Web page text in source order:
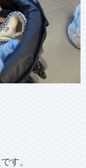
す。